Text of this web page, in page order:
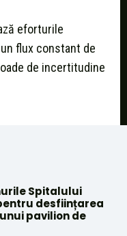
eforturile
flux constant de
de incertitudine
Spitalului
desființarea
pavilion de